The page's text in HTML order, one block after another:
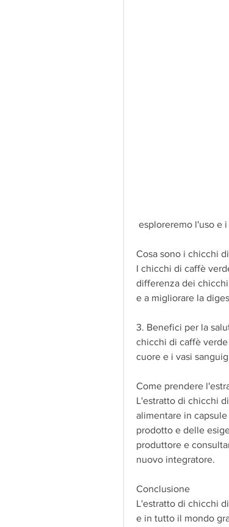
esploreremo l'uso e
Cosa sono i chicchi
I chicchi di caffè
differenza dei
e a migliorare la
3. Benefici per la
chicchi di caffè
cuore e i vasi
Come prendere
L'estratto di chicchi
alimentare in
prodotto e delle
produttore e
nuovo integratore.
Conclusione
L'estratto di chicchi
e in tutto il mondo